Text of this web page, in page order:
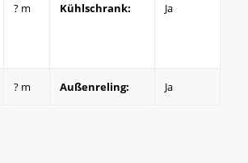
? m Kühlschrank: Ja
? m Außenreling: Ja